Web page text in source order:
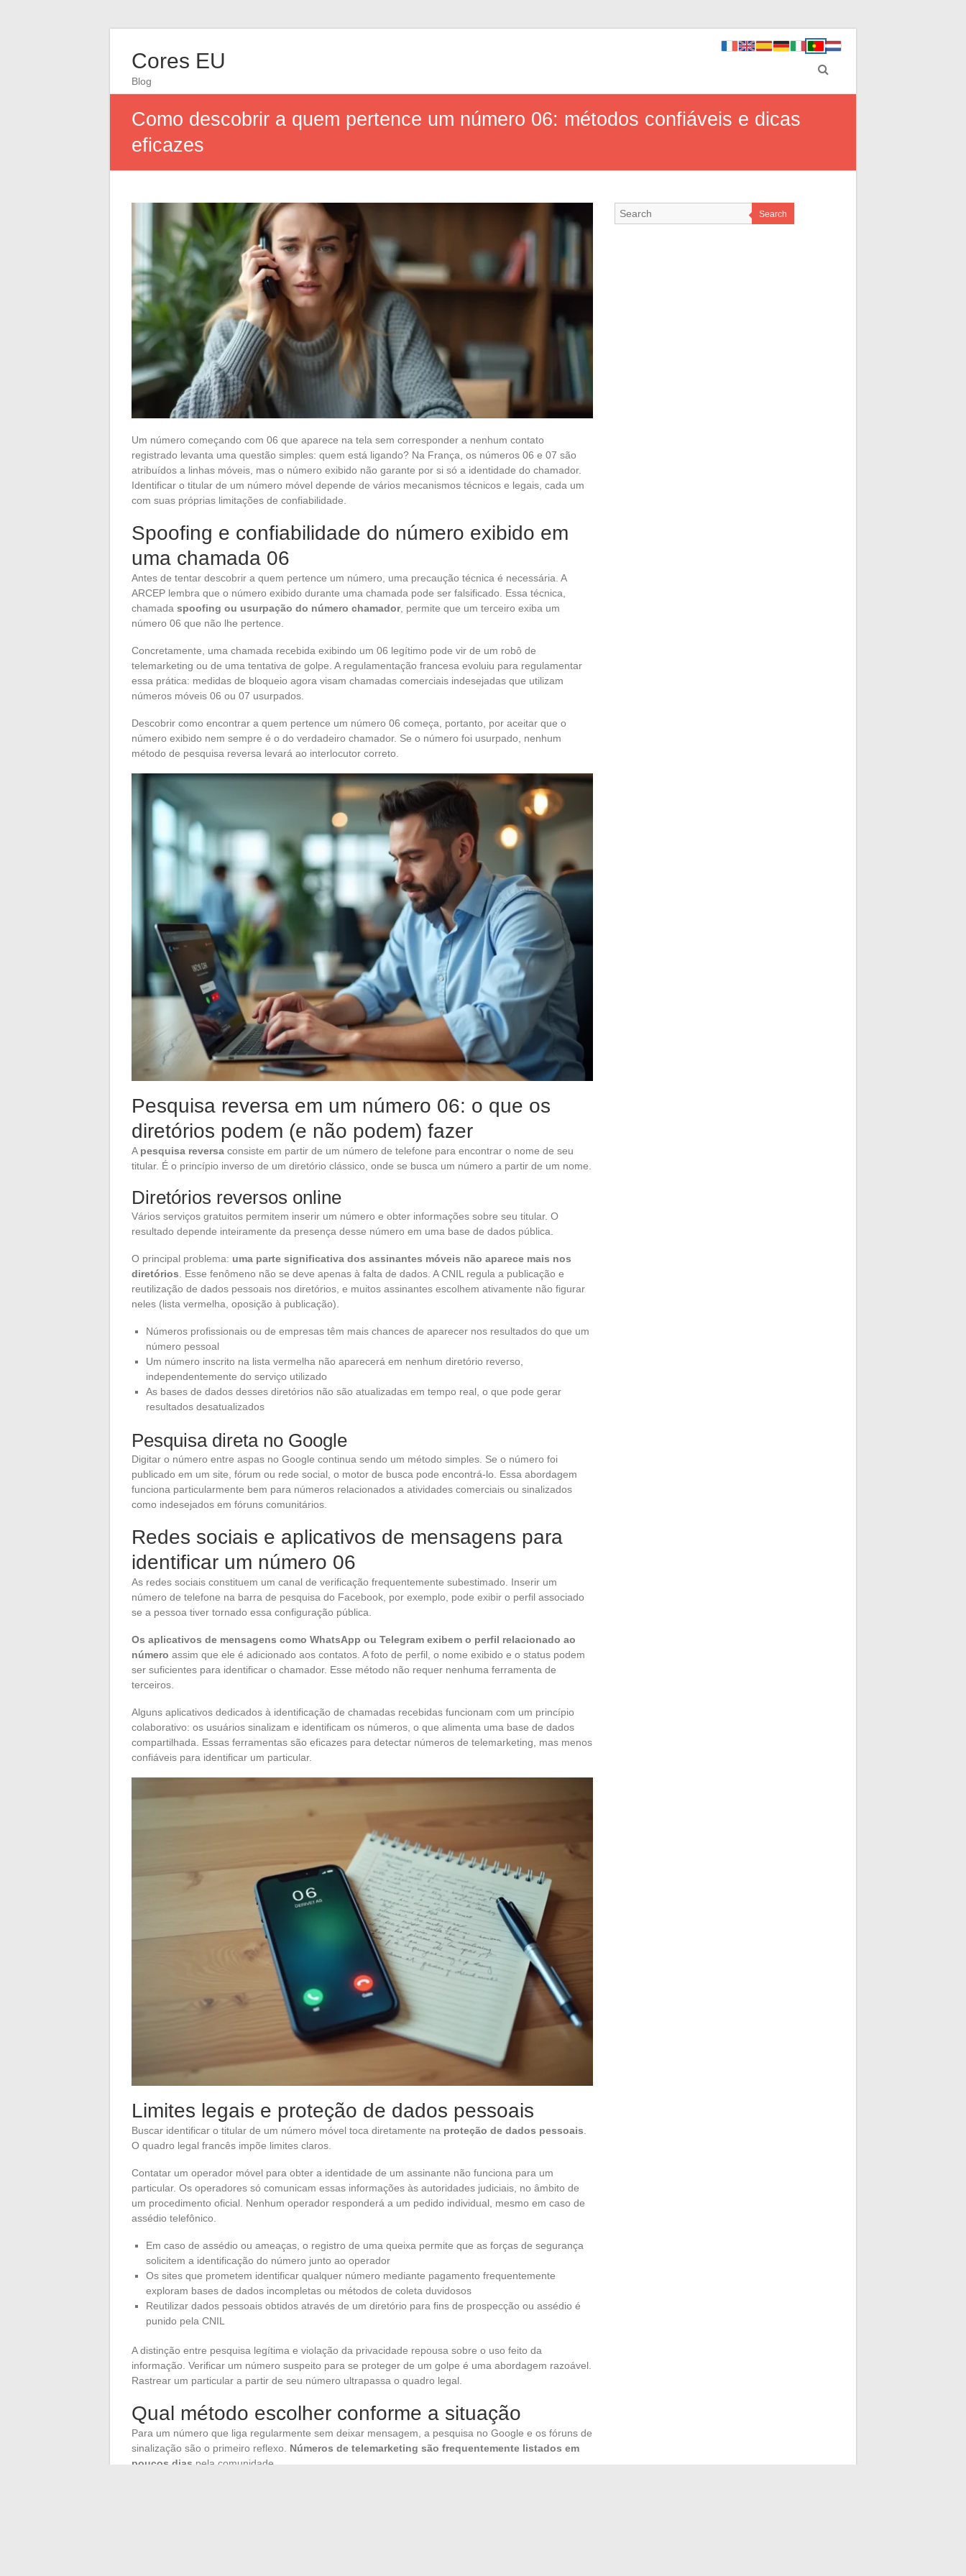
Cores EU
Blog
Como descobrir a quem pertence um número 06: métodos confiáveis e dicas
eficazes
Um número começando com 06 que aparece na tela sem corresponder a nenhum contato
registrado levanta uma questão simples: quem está ligando? Na França, os números 06 e 07 são
atribuídos a linhas móveis, mas o número exibido não garante por si só a identidade do chamador.
Identificar o titular de um número móvel depende de vários mecanismos técnicos e legais, cada um
com suas próprias limitações de confiabilidade.
Spoofing e confiabilidade do número exibido em
uma chamada 06
Antes de tentar descobrir a quem pertence um número, uma precaução técnica é necessária. A
ARCEP lembra que o número exibido durante uma chamada pode ser falsificado. Essa técnica,
chamada spoofing ou usurpação do número chamador, permite que um terceiro exiba um
número 06 que não lhe pertence.
Concretamente, uma chamada recebida exibindo um 06 legítimo pode vir de um robô de
telemarketing ou de uma tentativa de golpe. A regulamentação francesa evoluiu para regulamentar
essa prática: medidas de bloqueio agora visam chamadas comerciais indesejadas que utilizam
números móveis 06 ou 07 usurpados.
Descobrir como encontrar a quem pertence um número 06 começa, portanto, por aceitar que o
número exibido nem sempre é o do verdadeiro chamador. Se o número foi usurpado, nenhum
método de pesquisa reversa levará ao interlocutor correto.
Pesquisa reversa em um número 06: o que os
diretórios podem (e não podem) fazer
A pesquisa reversa consiste em partir de um número de telefone para encontrar o nome de seu
titular. É o princípio inverso de um diretório clássico, onde se busca um número a partir de um nome.
Diretórios reversos online
Vários serviços gratuitos permitem inserir um número e obter informações sobre seu titular. O
resultado depende inteiramente da presença desse número em uma base de dados pública.
O principal problema: uma parte significativa dos assinantes móveis não aparece mais nos
diretórios. Esse fenômeno não se deve apenas à falta de dados. A CNIL regula a publicação e
reutilização de dados pessoais nos diretórios, e muitos assinantes escolhem ativamente não figurar
neles (lista vermelha, oposição à publicação).
Números profissionais ou de empresas têm mais chances de aparecer nos resultados do que um
número pessoal
Um número inscrito na lista vermelha não aparecerá em nenhum diretório reverso,
independentemente do serviço utilizado
As bases de dados desses diretórios não são atualizadas em tempo real, o que pode gerar
resultados desatualizados
Pesquisa direta no Google
Digitar o número entre aspas no Google continua sendo um método simples. Se o número foi
publicado em um site, fórum ou rede social, o motor de busca pode encontrá-lo. Essa abordagem
funciona particularmente bem para números relacionados a atividades comerciais ou sinalizados
como indesejados em fóruns comunitários.
Redes sociais e aplicativos de mensagens para
identificar um número 06
As redes sociais constituem um canal de verificação frequentemente subestimado. Inserir um
número de telefone na barra de pesquisa do Facebook, por exemplo, pode exibir o perfil associado
se a pessoa tiver tornado essa configuração pública.
Os aplicativos de mensagens como WhatsApp ou Telegram exibem o perfil relacionado ao
número assim que ele é adicionado aos contatos. A foto de perfil, o nome exibido e o status podem
ser suficientes para identificar o chamador. Esse método não requer nenhuma ferramenta de
terceiros.
Alguns aplicativos dedicados à identificação de chamadas recebidas funcionam com um princípio
colaborativo: os usuários sinalizam e identificam os números, o que alimenta uma base de dados
compartilhada. Essas ferramentas são eficazes para detectar números de telemarketing, mas menos
confiáveis para identificar um particular.
Limites legais e proteção de dados pessoais
Buscar identificar o titular de um número móvel toca diretamente na proteção de dados pessoais
O quadro legal francês impõe limites claros.
Contatar um operador móvel para obter a identidade de um assinante não funciona para um
particular. Os operadores só comunicam essas informações às autoridades judiciais, no âmbito de
um procedimento oficial. Nenhum operador responderá a um pedido individual, mesmo em caso de
assédio telefônico.
Em caso de assédio ou ameaças, o registro de uma queixa permite que as forças de segurança
solicitem a identificação do número junto ao operador
Os sites que prometem identificar qualquer número mediante pagamento frequentemente
exploram bases de dados incompletas ou métodos de coleta duvidosos
Reutilizar dados pessoais obtidos através de um diretório para fins de prospecção ou assédio é
punido pela CNIL
A distinção entre pesquisa legítima e violação da privacidade repousa sobre o uso feito da
informação. Verificar um número suspeito para se proteger de um golpe é uma abordagem razoável.
Rastrear um particular a partir de seu número ultrapassa o quadro legal.
Qual método escolher conforme a situação
Para um número que liga regularmente sem deixar mensagem, a pesquisa no Google e os fóruns de
sinalização são o primeiro reflexo. Números de telemarketing são frequentemente listados em
poucos dias pela comunidade.
Search